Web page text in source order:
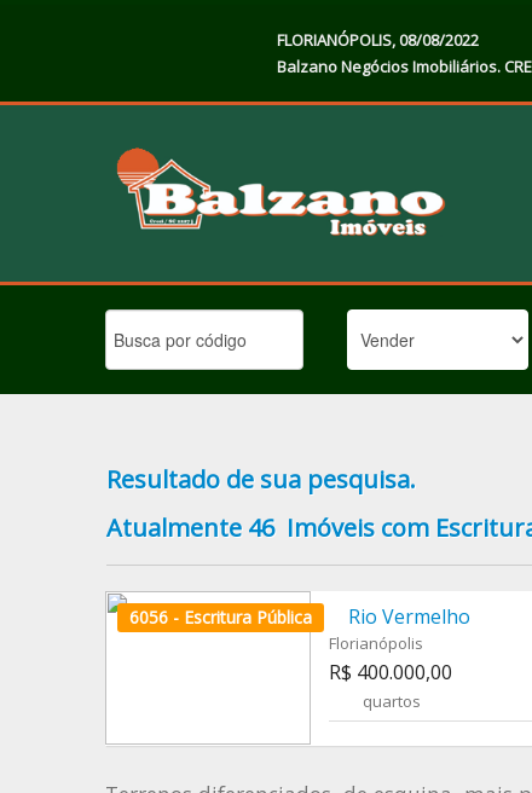
FLORIANÓPOLIS, 08/08/2022
Balzano Negócios Imobiliários.
Resultado de sua pesquisa.
Atualmente 46 Imóveis com
6056 - Escritura Pública Rio Vermelho
Florianópolis
R$ 400.000,00
quartos